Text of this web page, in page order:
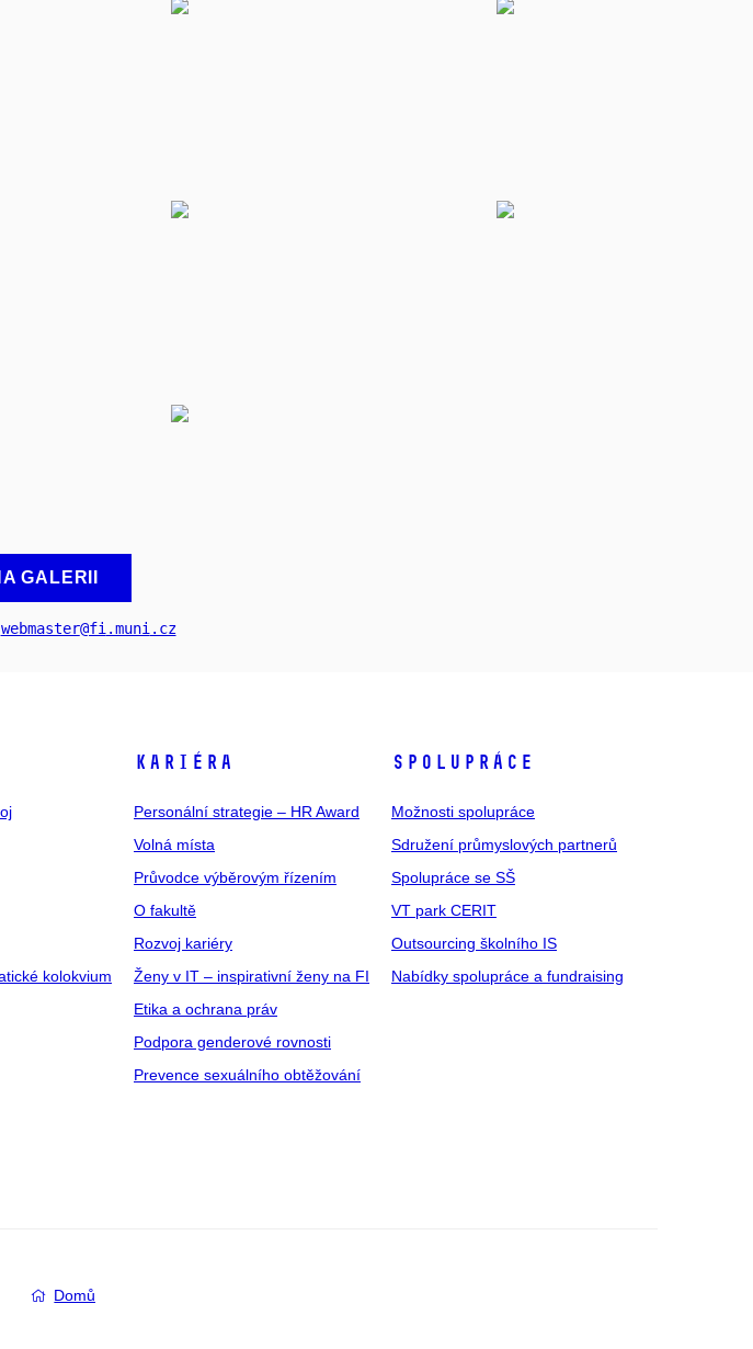
GALERII
webmaster@fi .muni .cz
kolokvium
KARIÉRA
Personální strategie – HR Award
Volná místa
Průvodce výběrovým řízením
O fakultě
Rozvoj kariéry
Ženy v IT – inspirativní ženy na FI
Etika a ochrana práv
Podpora genderové rovnosti
Prevence sexuálního obtěžování
SPOLUPRÁCE
Možnosti spolupráce
Sdružení průmyslových partnerů
Spolupráce se SŠ
VT park CERIT
Outsourcing školního IS
Nabídky spolupráce a fundraising
Domů